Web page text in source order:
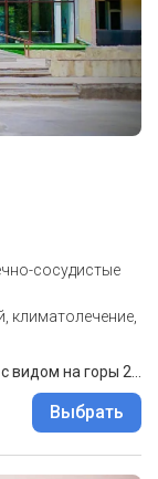
сосудистые
климатолечение,
Двухместный номер Economy с балконом и с видом на горы 2 отдельные кровати
Выбрать